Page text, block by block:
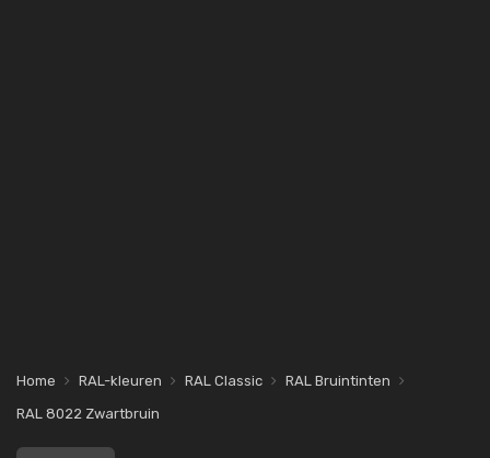
Home RAL-kleuren RAL Classic
RAL Bruintinten
RAL 8022 Zwartbruin